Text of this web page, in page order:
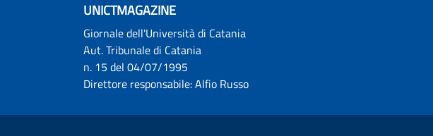
UNICTMAGAZINE
Giornale dell'Università di Catania
Aut. Tribunale di Catania
n. 15 del 04/07/1995
Direttore responsabile: Alfio Russo